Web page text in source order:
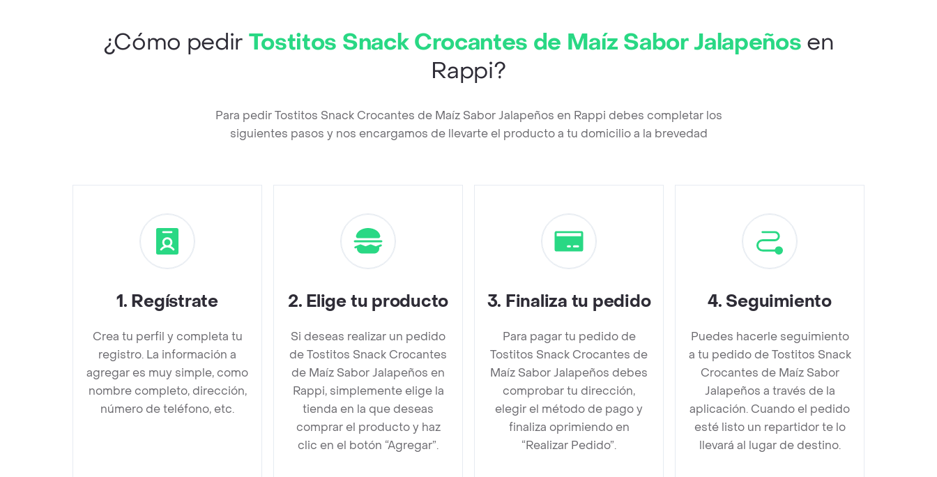
¿Cómo pedir Tostitos Snack Crocantes de Maíz Sabor Jalapeños en
Rappi?
Para pedir Tostitos Snack Crocantes de Maíz Sabor Jalapeños en Rappi debes completar los
siguientes pasos y nos encargamos de llevarte el producto a tu domicilio a la brevedad
1. Regístrate
Crea tu perfil y completa tu
registro. La información a
agregar es muy simple, como
nombre completo, dirección,
número de teléfono, etc.
2. Elige tu producto
Si deseas realizar un pedido
de Tostitos Snack Crocantes
de Maíz Sabor Jalapeños en
Rappi, simplemente elige la
tienda en la que deseas
comprar el producto y haz
clic en el botón “Agregar”.
3. Finaliza tu pedido
Para pagar tu pedido de
Tostitos Snack Crocantes de
Maíz Sabor Jalapeños debes
comprobar tu dirección,
elegir el método de pago y
finaliza oprimiendo en
“Realizar Pedido”.
4. Seguimiento
Puedes hacerle seguimiento
a tu pedido de Tostitos Snack
Crocantes de Maíz Sabor
Jalapeños a través de la
aplicación. Cuando el pedido
esté listo un repartidor te lo
llevará al lugar de destino.